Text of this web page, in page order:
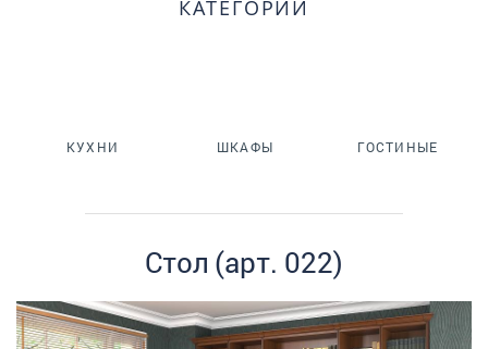
КАТЕГОРИИ
КУХНИ ШКАФЫ ГОСТИНЫЕ
Стол (арт. 022)